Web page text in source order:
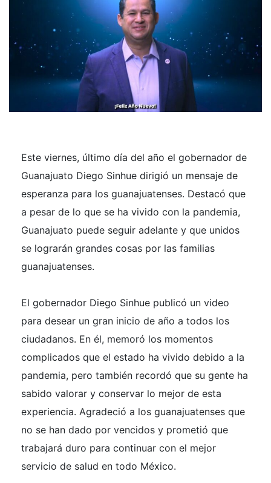
Este viernes, último día del año el gobernador de
Guanajuato Diego Sinhue dirigió un mensaje de
esperanza para los guanajuatenses. Destacó que
a pesar de lo que se ha vivido con la pandemia,
Guanajuato puede seguir adelante y que unidos
se lograrán grandes cosas por las familias
guanajuatenses.
El gobernador Diego Sinhue publicó un video
para desear un gran inicio de año a todos los
ciudadanos. En él, memoró los momentos
complicados que el estado ha vivido debido a la
pandemia, pero también recordó que su gente ha
sabido valorar y conservar lo mejor de esta
experiencia. Agradeció a los guanajuatenses que
no se han dado por vencidos y prometió que
trabajará duro para continuar con el mejor
servicio de salud en todo México.